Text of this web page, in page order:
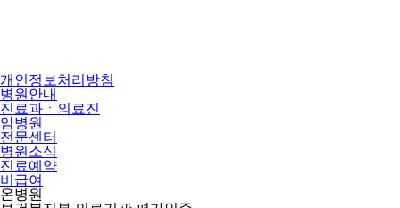
개인정보처리방침
병원안내
진료과ㆍ의료진
암병원
전문센터
병원소식
진료예약
비급여
온병원